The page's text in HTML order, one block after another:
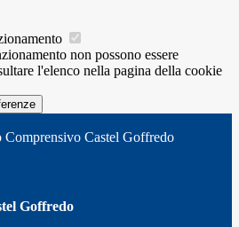
non possono essere
l'elenco nella pagina della cookie
Comprensivo Castel Goffredo
Goffredo